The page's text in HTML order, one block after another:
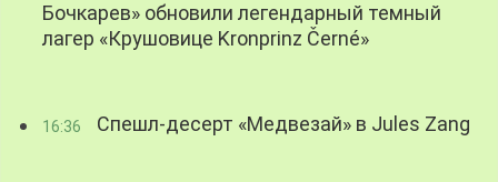
Бочкарев» обновили легендарный темный
лагер «Крушовице Kronprinz Černé»
16:36 Спешл-десерт «Медвезай» в Jules Zang